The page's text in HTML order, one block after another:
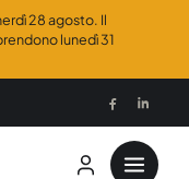
28 agosto. Il
lunedì 31